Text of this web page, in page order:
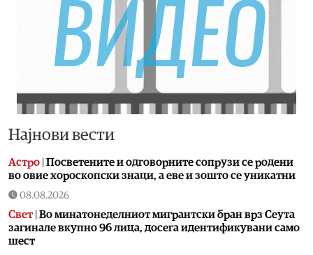
Најнови вести
Астро Посветените и одговорните сопрузи се родени
во овие хороскопски знаци, а еве и зошто се уникатни
08.08.2026
Свет| Во минатонеделниот мигрантски бран врз Сеута
загинале вкупно 96 лица, досега идентификувани само
шест